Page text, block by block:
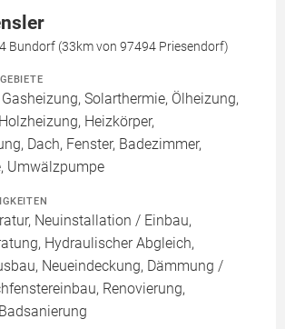
Bundorf (33km von 97494 Priesendorf)
Solarthermie, Ölheizung,
Heizkörper,
Dach, Fenster, Badezimmer,
Umwälzpumpe
Neuinstallation / Einbau,
Hydraulischer Abgleich,
Neueindeckung, Dämmung /
Renovierung,